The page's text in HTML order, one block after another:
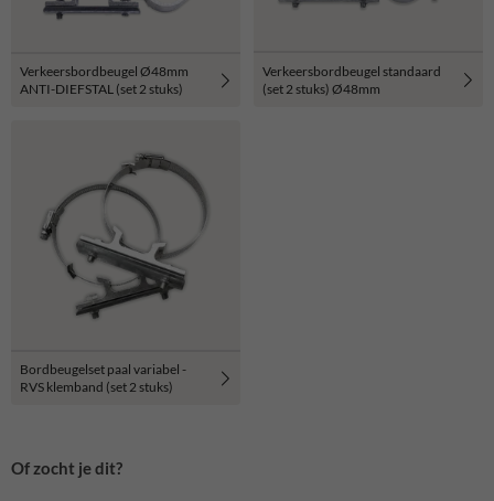
Verkeersbordbeugel Ø48mm
ANTI-DIEFSTAL (set 2 stuks)
Verkeersbordbeugel standaard
(set 2 stuks) Ø48mm
Bordbeugelset paal variabel -
RVS klemband (set 2 stuks)
Of zocht je dit?